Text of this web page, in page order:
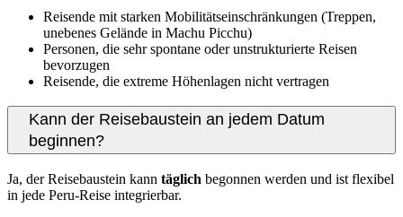
Reisende mit starken Mobilitätseinschränkungen (Treppen,
unebenes Gelände in Machu Picchu)
Personen, die sehr spontane oder unstrukturierte Reisen
bevorzugen
Reisende, die extreme Höhenlagen nicht vertragen
Kann der Reisebaustein an jedem Datum
beginnen?
Ja, der Reisebaustein kann täglich begonnen werden und ist flexibel
in jede Peru‑Reise integrierbar.